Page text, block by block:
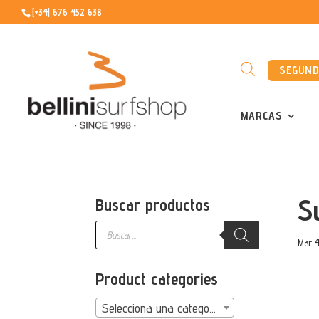
[+34] 676 452 638
MARCAS
Mar
Buscar productos
Búsqueda
productos
Product categories
Selecciona una categoría